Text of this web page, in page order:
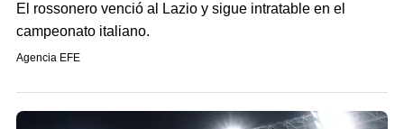
El rossonero venció al Lazio y sigue intratable en el
campeonato italiano.
Agencia EFE